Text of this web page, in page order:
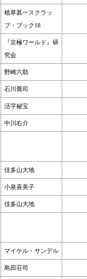
植草甚一スクラッ
プ・ブック18
『京極ワールド』研
究会
野崎六助
石川喬司
活字秘宝
中川右介
佳多山大地
小泉喜美子
佳多山大地
マイケル・サンデル
島田荘司